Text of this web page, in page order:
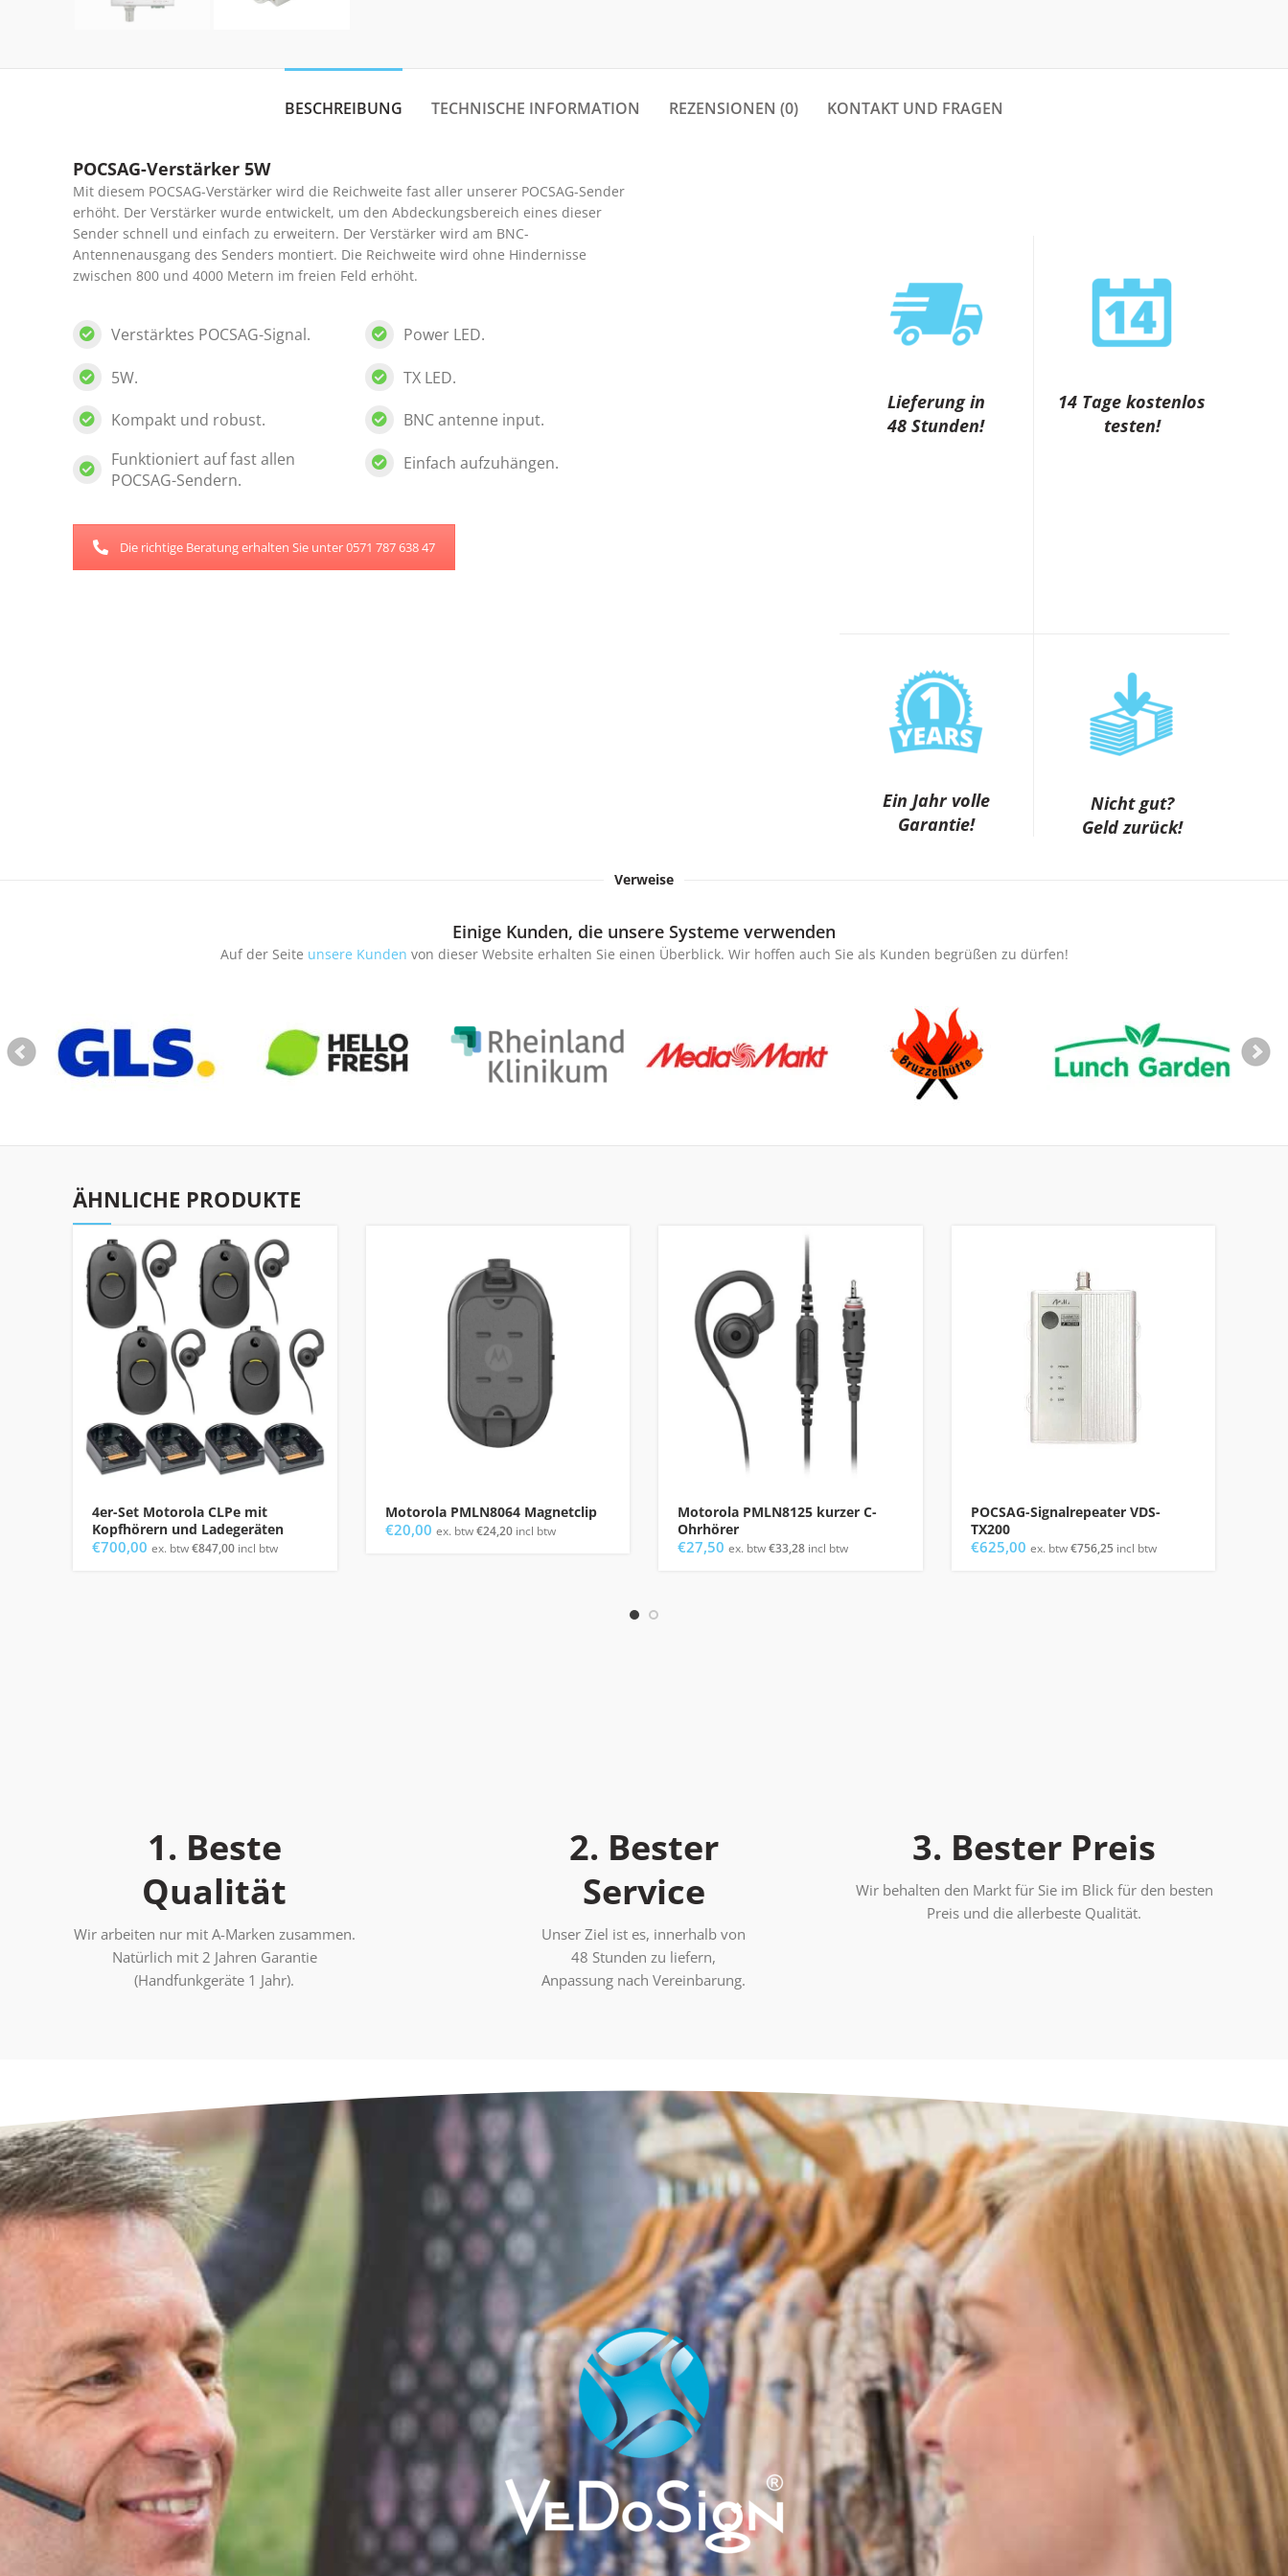
BESCHREIBUNG TECHNISCHE INFORMATION REZENSIONEN (0) KONTAKT UND FRAGEN
POCSAG-Verstärker 5W
Mit diesem POCSAG-Verstärker wird die Reichweite fast aller unserer POCSAG-Sender
erhöht. Der Verstärker wurde entwickelt, um den Abdeckungsbereich eines dieser
Sender schnell und einfach zu erweitern. Der Verstärker wird am BNC-
Antennenausgang des Senders montiert. Die Reichweite wird ohne Hindernisse
zwischen 800 und 4000 Metern im freien Feld erhöht.
Verstärktes POCSAG-Signal.
5W.
Kompakt und robust.
Funktioniert auf fast allen
POCSAG-Sendern.
Power LED.
TX LED.
BNC antenne input.
Einfach aufzuhängen.
Die richtige Beratung erhalten Sie unter 0571 787 638 47
Lieferung in
48 Stunden!
14 Tage kostenlos
testen!
Ein Jahr volle
Garantie!
Nicht gut?
Geld zurück!
Verweise
Einige Kunden, die unsere Systeme verwenden
Auf der Seite unsere Kunden von dieser Website erhalten Sie einen Überblick. Wir hoffen auch Sie als Kunden begrüßen zu dürfen!
ÄHNLICHE PRODUKTE
4er-Set Motorola CLPe mit
Kopfhörern und Ladegeräten
€700,00 ex. btw€847,00 incl btw
Motorola PMLN8064 Magnetclip
€20,00 ex. btw€24,20incl btw
Motorola PMLN8125 kurzer C-
Ohrhörer
€27,50 ex. btw€33,28 incl btw
POCSAG-Signalrepeater VDS-
TX200
€625,00 ex. btw€756,25incl btw
1. Beste
Qualität
Wir arbeiten nur mit A-Marken zusammen.
Natürlich mit 2 Jahren Garantie
(Handfunkgeräte 1 Jahr).
2. Bester
Service
Unser Ziel ist es, innerhalb von
48 Stunden zu liefern,
Anpassung nach Vereinbarung.
3. Bester Preis
Wir behalten den Markt für Sie im Blick für den besten
Preis und die allerbeste Qualität.